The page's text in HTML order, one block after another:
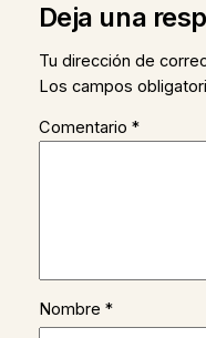
Deja una
Tu dirección de
Los campos
Comentario *
Nombre *